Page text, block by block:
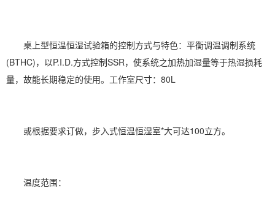
桌上型恒温恒湿试验箱的控制方式与特色：平衡调温调制系统
(BTHC)，以P.I.D.方式控制SSR，使系统之加热加湿量等于热湿损耗
量，故能长期稳定的使用。工作室尺寸：80L
或根据要求订做，步入式恒温恒湿室*大可达100立方。
温度范围：